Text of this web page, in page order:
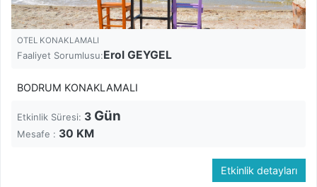
OTEL KONAKLAMALI
Faaliyet Sorumlusu:Erol GEYGEL
BODRUM KONAKLAMALI
Etkinlik Süresi: 3 Gün
Mesafe : 30 KM
Etkinlik detayları